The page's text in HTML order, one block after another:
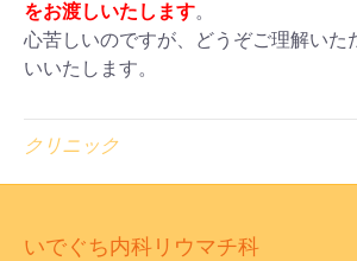
をお渡しいたします。
心苦しいのですが、どうぞご理解いた
いいたします。
クリニック
いでぐち内科リウマチ科